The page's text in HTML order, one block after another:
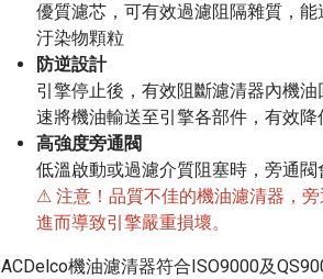
優質濾芯，可有效過濾阻隔雜質，
汙染物顆粒
防逆設計
引擎停止後，有效阻斷濾清器內機
速將機油輸送至引擎各部件，有效降
高強度旁通閥
低溫啟動或過濾介質阻塞時，旁通閥
⚠ 注意！品質不佳的機油濾清器，
進而導致引擎嚴重損壞。
ACDelco機油濾清器符合ISO9000及